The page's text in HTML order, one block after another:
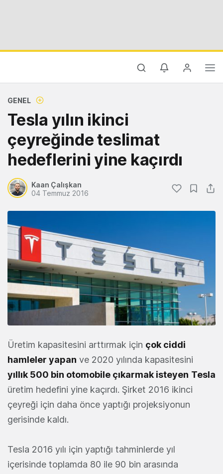
GENEL
Tesla yılın ikinci
çeyreğinde teslimat
hedeflerini yine kaçırdı
Kaan Çalışkan
04 Temmuz 2016
Üretim kapasitesini arttırmak için çok ciddi
hamleler yapan ve 2020 yılında kapasitesini
yıllık 500 bin otomobile çıkarmak isteyen Tesla
üretim hedefini yine kaçırdı. Şirket 2016 ikinci
çeyreği için daha önce yaptığı projeksiyonun
gerisinde kaldı.
Tesla 2016 yılı için yaptığı tahminlerde yıl
içerisinde toplamda 80 ile 90 bin arasında